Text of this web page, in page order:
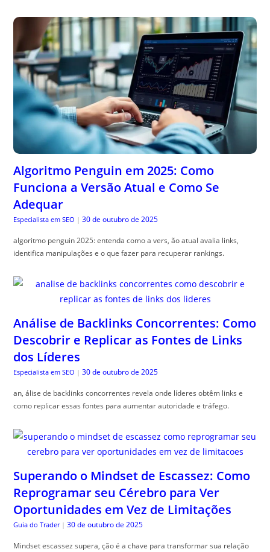
Algoritmo Penguin em 2025: Como
Funciona a Versão Atual e Como Se
Adequar
Especialista em SEO | 30 de outubro de 2025
algoritmo penguin 2025: entenda como a vers, ão atual avalia links,
identifica manipulações e o que fazer para recuperar rankings.
Análise de Backlinks Concorrentes: Como
Descobrir e Replicar as Fontes de Links
dos Líderes
Especialista em SEO | 30 de outubro de 2025
an, álise de backlinks concorrentes revela onde líderes obtêm links e
como replicar essas fontes para aumentar autoridade e tráfego.
Superando o Mindset de Escassez: Como
Reprogramar seu Cérebro para Ver
Oportunidades em Vez de Limitações
Guia do Trader | 30 de outubro de 2025
Mindset escassez supera, ção é a chave para transformar sua relação